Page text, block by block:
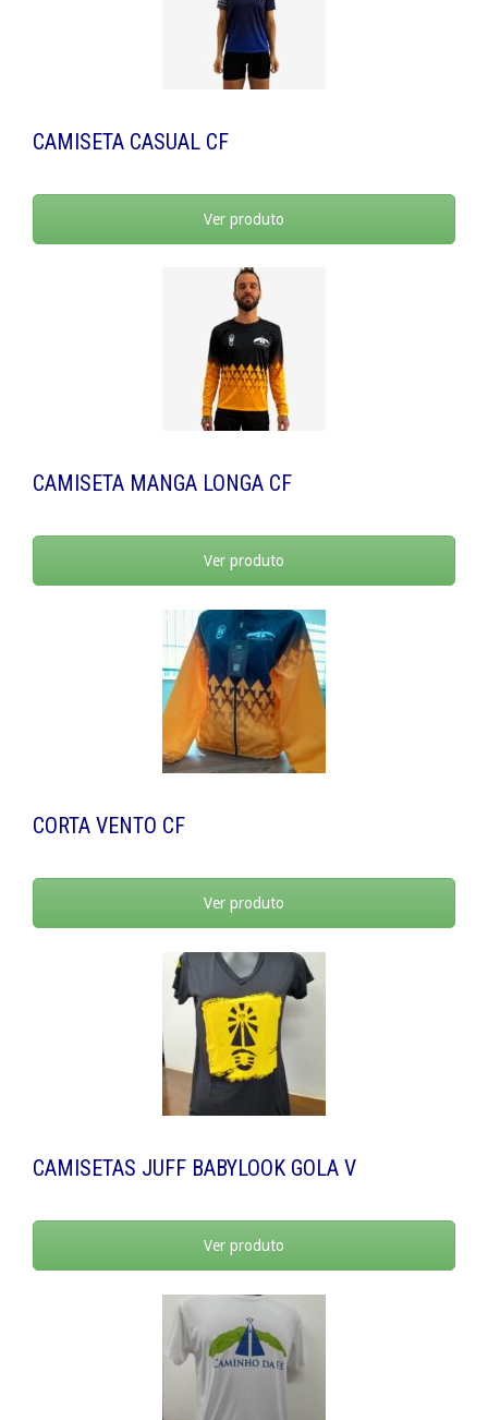
CAMISETA CASUAL CF
Ver produto
CAMISETA MANGA LONGA CF
Ver produto
CORTA VENTO CF
Ver produto
CAMISETAS JUFF BABYLOOK GOLA V
Ver produto